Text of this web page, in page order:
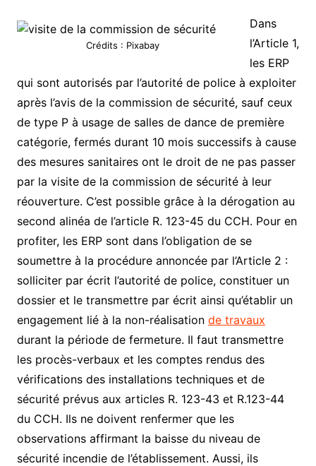
Crédits : Pixabay
Dans
l’Article 1,
les ERP
qui sont autorisés par l’autorité de police à exploiter
après l’avis de la commission de sécurité, sauf ceux
de type P à usage de salles de dance de première
catégorie, fermés durant 10 mois successifs à cause
des mesures sanitaires ont le droit de ne pas passer
par la visite de la commission de sécurité à leur
réouverture. C’est possible grâce à la dérogation au
second alinéa de l’article R. 123-45 du CCH. Pour en
profiter, les ERP sont dans l’obligation de se
soumettre à la procédure annoncée par l’Article 2 :
solliciter par écrit l’autorité de police, constituer un
dossier et le transmettre par écrit ainsi qu’établir un
engagement lié à la non-réalisation de travaux
durant la période de fermeture. Il faut transmettre
les procès-verbaux et les comptes rendus des
vérifications des installations techniques et de
sécurité prévus aux articles R. 123-43 et R.123-44
du CCH. Ils ne doivent renfermer que les
observations affirmant la baisse du niveau de
sécurité incendie de l’établissement. Aussi, ils